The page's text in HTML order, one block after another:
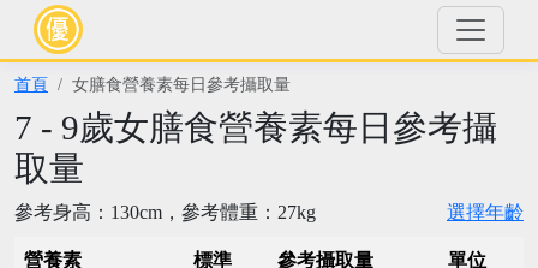
首頁 女膳食營養素每日參考攝取量
7 - 9歲女膳食營養素每日參考攝
取量
參考身高：130cm，參考體重：27kg 選擇年齡
營養素 標準 參考攝取量 單位